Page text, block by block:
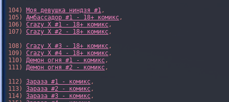
104) Моя девушка ниндзя #1,
105) Амбассадор #1 - 18+ комикс,
106) Crazy X #1 - 18+ комикс,
107) Crazy X #2 - 18+ комикс,
108) Crazy X #3 - 18+ комикс,
109) Crazy X #4 - 18+ комикс,
110) Демон огня #1 - комикс,
111) Демон огня #2 - комикс,
112) Зараза #1 - комикс,
113) Зараза #2 - комикс,
114) Зараза #3 - комикс,